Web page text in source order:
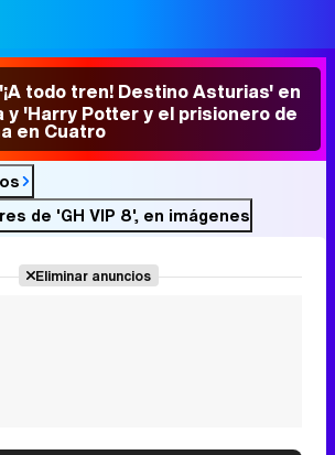
'¡A todo tren! Destino Asturias' en
y 'Harry Potter y el prisionero de
en Cuatro
de 'GH VIP 8', en imágenes
Eliminar anuncios